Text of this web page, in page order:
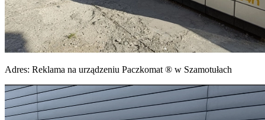
Adres: Reklama na urządzeniu Paczkomat ® w Szamotułach